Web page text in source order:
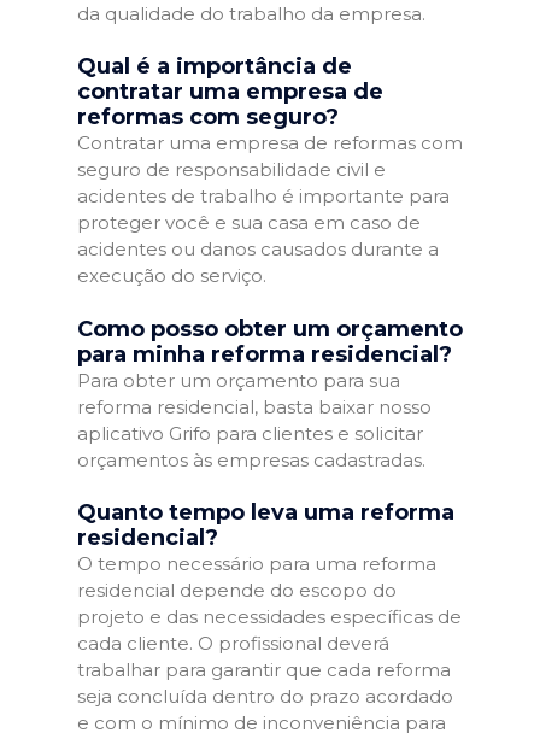
da qualidade do trabalho da empresa.
Qual é a importância de
contratar uma empresa de
reformas com seguro?
Contratar uma empresa de reformas com
seguro de responsabilidade civil e
acidentes de trabalho é importante para
proteger você e sua casa em caso de
acidentes ou danos causados durante a
execução do serviço.
Como posso obter um orçamento
para minha reforma residencial?
Para obter um orçamento para sua
reforma residencial, basta baixar nosso
aplicativo Grifo para clientes e solicitar
orçamentos às empresas cadastradas.
Quanto tempo leva uma reforma
residencial?
O tempo necessário para uma reforma
residencial depende do escopo do
projeto e das necessidades específicas de
cada cliente. O profissional deverá
trabalhar para garantir que cada reforma
seja concluída dentro do prazo acordado
e com o mínimo de inconveniência para